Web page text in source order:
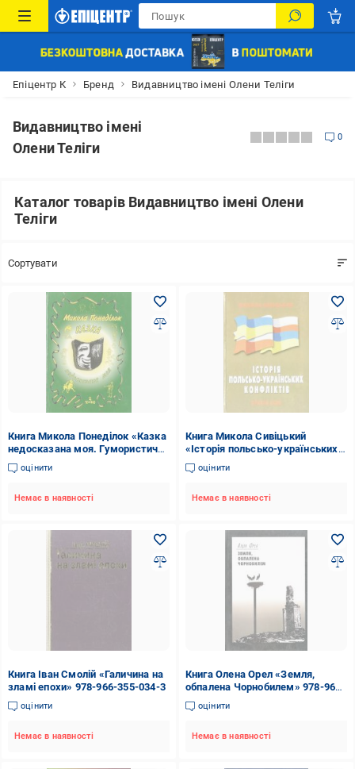
Епіцентр К Бренд Видавництво імені Олени Теліги
Видавництво імені
Олени Теліги
0
Каталог товарів Видавництво імені Олени
Теліги
Сортувати
Книга Микола Понеділок «Казка
недосказана моя. Гумористичні
образки та новели. Том 2» 966-
7018-73-3
оцінити
Немає в наявності
Книга Микола Сивіцький
«Історія польсько-українських
конфліктів. Том 3» 966-7601-62-
5
оцінити
Немає в наявності
Книга Іван Смолій «Галичина на
зламі епохи» 978-966-355-034-3
оцінити
Немає в наявності
Книга Олена Орел «Земля,
обпалена Чорнобилем» 978-966-
355-011-4
оцінити
Немає в наявності